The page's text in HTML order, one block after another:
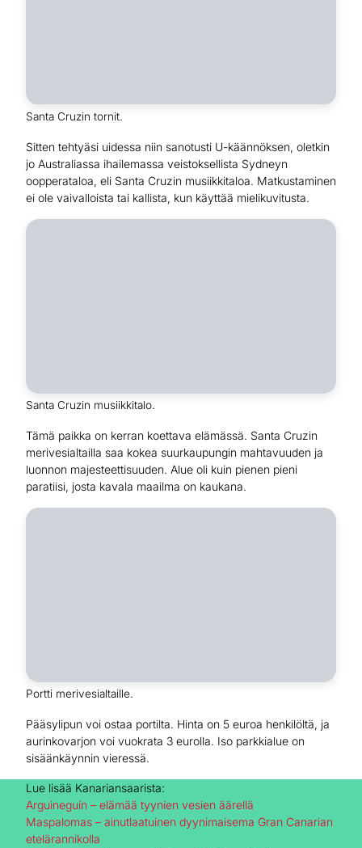
Santa Cruzin tornit.
Sitten tehtyäsi uidessa niin sanotusti U-käännöksen, oletkin
jo Australiassa ihailemassa veistoksellista Sydneyn
oopperataloa, eli Santa Cruzin musiikkitaloa. Matkustaminen
ei ole vaivalloista tai kallista, kun käyttää mielikuvitusta.
Santa Cruzin musiikkitalo.
Tämä paikka on kerran koettava elämässä. Santa Cruzin
merivesialtailla saa kokea suurkaupungin mahtavuuden ja
luonnon majesteettisuuden. Alue oli kuin pienen pieni
paratiisi, josta kavala maailma on kaukana.
Portti merivesialtaille.
Pääsylipun voi ostaa portilta. Hinta on 5 euroa henkilöltä, ja
aurinkovarjon voi vuokrata 3 eurolla. Iso parkkialue on
sisäänkäynnin vieressä.
Lue lisää Kanariansaarista:
Arguineguín – elämää tyynien vesien äärellä
Maspalomas – ainutlaatuinen dyynimaisema Gran Canarian
etelärannikolla